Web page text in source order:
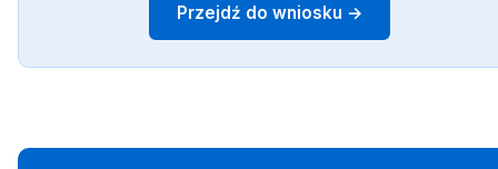
Przejdź do wniosku →